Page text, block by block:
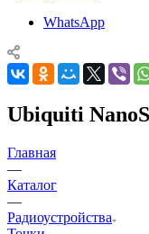
WhatsApp
Ubiquiti
Главная
—
Каталог
—
Радиоустройства